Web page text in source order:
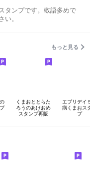
タンプです。敬語多めで
い。
もっと見る
くまおととらた
ろうのあけおめ
スタンプ再販
エブリデイ
病くまおス
プ